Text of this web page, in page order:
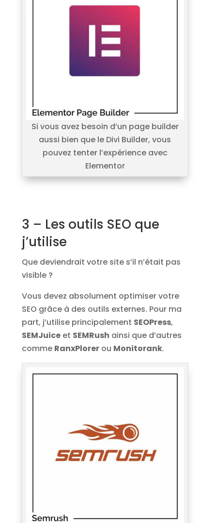
Si vous avez besoin d’un page builder
aussi bien que le Divi Builder, vous
pouvez tenter l’expérience avec
Elementor
3 – Les outils SEO que
j’utilise
Que deviendrait votre site s’il n’était pas
visible ?
Vous devez absolument optimiser votre
SEO grâce à des outils externes. Pour ma
part, j’utilise principalement SEOPress,
SEMJuiceet SEMRush ainsi que d’autres
comme RanxPlorerou Monitorank.